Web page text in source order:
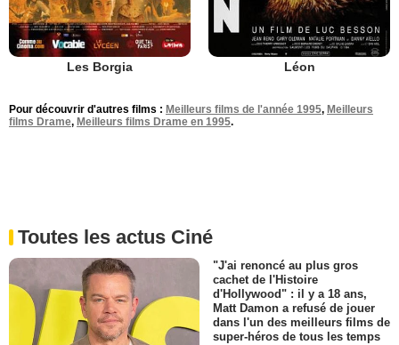
Les Borgia Léon
Pour découvrir d'autres films : Meilleurs films de l'année 1995, Meilleurs
films Drame, Meilleurs films Drame en 1995.
Toutes les actus Ciné
"J'ai renoncé au plus gros
cachet de l'Histoire
d'Hollywood" : il y a 18 ans,
Matt Damon a refusé de jouer
dans l'un des meilleurs films de
super-héros de tous les temps